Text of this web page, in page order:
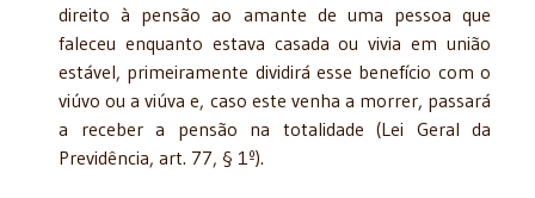
direito à pensão ao amante de uma pessoa que
faleceu enquanto estava casada ou vivia em união
estável, primeiramente dividirá esse benefício com o
viúvo ou a viúva e, caso este venha a morrer, passará
a receber a pensão na totalidade (Lei Geral da
Previdência, art. 77, § 1º).